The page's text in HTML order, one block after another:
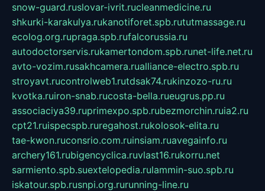
snow-guard.ruslovar-ivrit.rucleanmedicine.ru
shkurki-karakulya.rukanotiforet.spb.rututmassage.ru
ecolog.org.rupraga.spb.rufalcorussia.ru
autodoctorservis.rukamertondom.spb.runet-life.net.ru
avto-vozim.rusakhcamera.rualliance-electro.spb.ru
stroyavt.rucontrolweb1.rutdsak74.rukinzozo-ru.ru
kvotka.ruiron-snab.rucosta-bella.rueugrus.pp.ru
associaciya39.ruprimexpo.spb.rubezmorchin.ruia2.ru
cpt21.ruispecspb.ruregahost.rukolosok-elita.ru
tae-kwon.ruconsrio.com.ruinsiam.ruavegainfo.ru
archery161.rubigencyclica.ruvlast16.rukorru.net
sarmiento.spb.suextelopedia.rulammin-suo.spb.ru
iskatour.spb.rusnpi.org.rurunning-line.ru